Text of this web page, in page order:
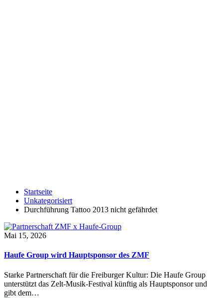
Startseite
Unkategorisiert
Durchführung Tattoo 2013 nicht gefährdet
Mai 15, 2026
Haufe Group wird Hauptsponsor des ZMF
Starke Partnerschaft für die Freiburger Kultur: Die Haufe Group
unterstützt das Zelt-Musik-Festival künftig als Hauptsponsor und
gibt dem…